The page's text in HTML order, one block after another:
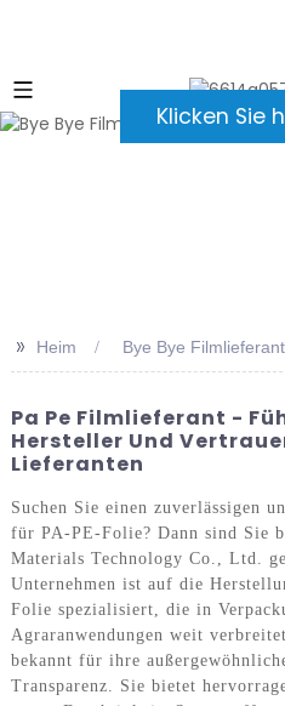
Klicken Sie
>> Heim Bye Bye Filmlieferant
Pa Pe Filmlieferant -
Hersteller Und
Lieferanten
Suchen Sie einen zuverlässigen
für PA-PE-Folie? Dann sind Sie
Materials Technology Co., Ltd.
Unternehmen ist auf die
Folie spezialisiert, die in
Agraranwendungen weit
bekannt für ihre
Transparenz. Sie bietet